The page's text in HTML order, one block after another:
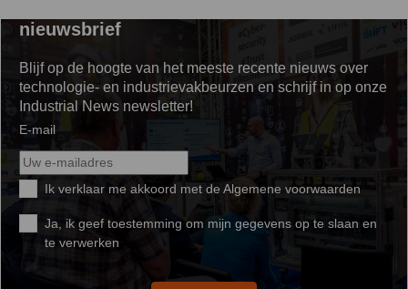
nieuwsbrief
Blijf op de hoogte van het meeste recente nieuws over
technologie- en industrievakbeurzen en schrijf in op onze
Industrial News newsletter!
E-mail
Ik verklaar me akkoord met deAlgemene voorwaarden
Ja, ik geef toestemming om mijn gegevens op te slaan en
te verwerken